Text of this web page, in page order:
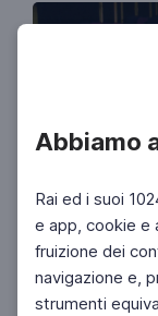
Abbiamo
Rai ed i suoi
e app, cookie e
fruizione dei
navigazione e,
strumenti
RAI CULTURA
Angelo